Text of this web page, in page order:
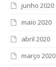
junho 2020
maio 2020
abril 2020
março 2020